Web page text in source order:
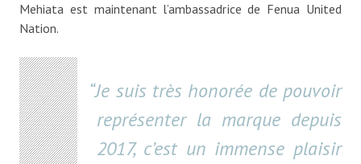
Mehiata est maintenant l’ambassadrice de Fenua United
Nation.
Je suis très honorée de pouvoir
représenter la marque depuis
2017, c’est un immense plaisir